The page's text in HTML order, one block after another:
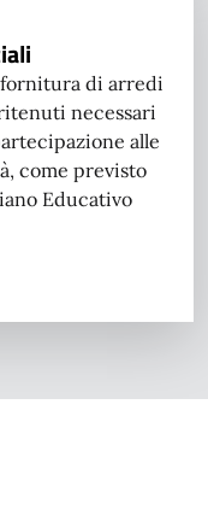
fornitura di arredi
necessari
alle
come previsto
Educativo